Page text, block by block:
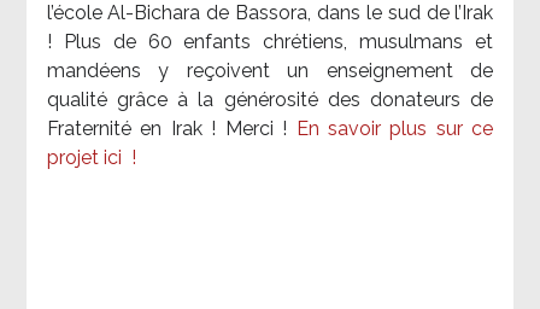
l’école Al-Bichara de Bassora, dans le sud de l’Irak
! Plus de 60 enfants chrétiens, musulmans et
mandéens y reçoivent un enseignement de
qualité grâce à la générosité des donateurs de
Fraternité en Irak ! Merci !
En savoir plus sur ce
projet ici !